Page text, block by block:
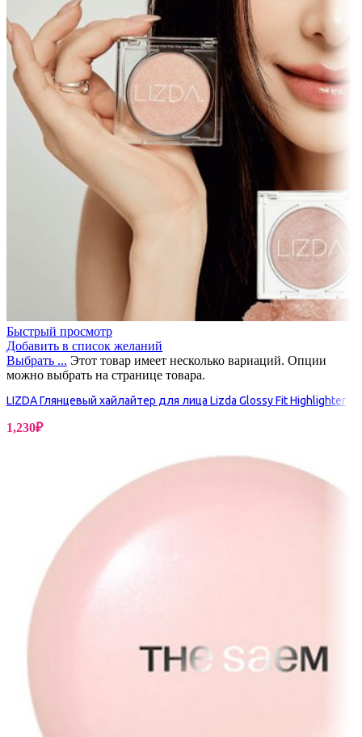
Быстрый просмотр
Добавить в список желаний
Выбрать ... Этот товар имеет несколько вариаций. Опции
можно выбрать на странице товара.
LIZDA Глянцевый хайлайтер для лица Lizda Glossy Fit Highlighter
1,230₽